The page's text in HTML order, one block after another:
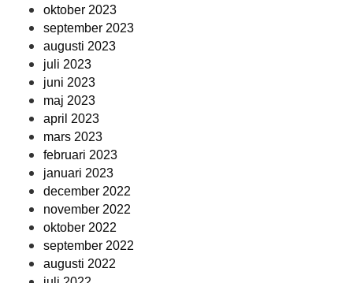
oktober 2023
september 2023
augusti 2023
juli 2023
juni 2023
maj 2023
april 2023
mars 2023
februari 2023
januari 2023
december 2022
november 2022
oktober 2022
september 2022
augusti 2022